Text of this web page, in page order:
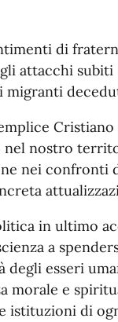
di
attacchi
migranti
nel nostro
nei
in ultimo
a
degli esseri
morale e
istituzioni di